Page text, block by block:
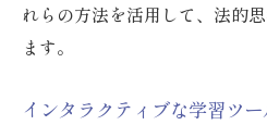
れらの方法を活用して、法的
ます。
インタラクティブな学習ツ